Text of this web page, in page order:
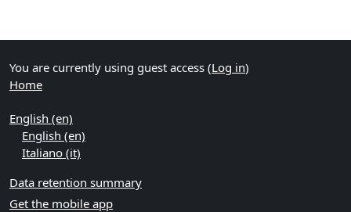
You are currently using guest access (Log in)
Home
English ‎(en)‎
English ‎(en)‎
Italiano ‎(it)‎
Data retention summary
Get the mobile app